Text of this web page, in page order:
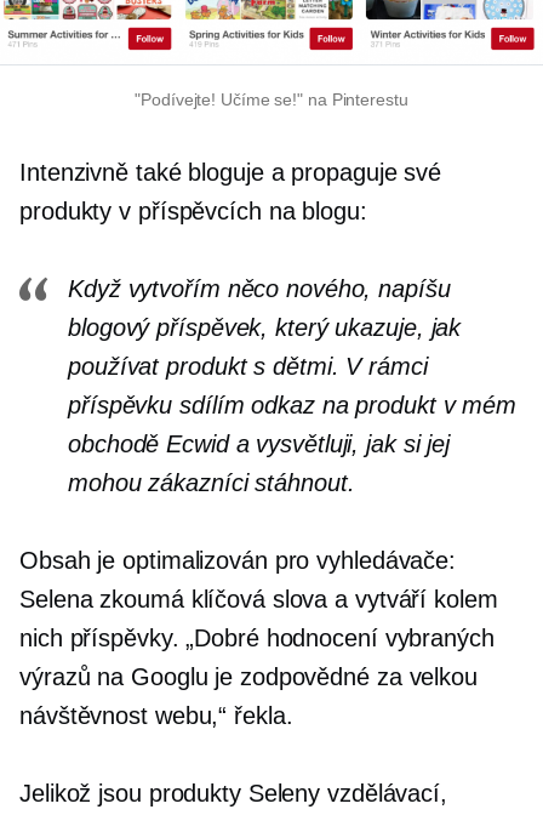
"Podívejte! Učíme se!" na Pinterestu
Intenzivně také bloguje a propaguje své
produkty v příspěvcích na blogu:
Když vytvořím něco nového, napíšu
blogový příspěvek, který ukazuje, jak
používat produkt s dětmi. V rámci
příspěvku sdílím odkaz na produkt v mém
obchodě Ecwid a vysvětluji, jak si jej
mohou zákazníci stáhnout.
Obsah je optimalizován pro vyhledávače:
Selena zkoumá klíčová slova a vytváří kolem
nich příspěvky. „Dobré hodnocení vybraných
výrazů na Googlu je zodpovědné za velkou
návštěvnost webu,“ řekla.
Jelikož jsou produkty Seleny vzdělávací,